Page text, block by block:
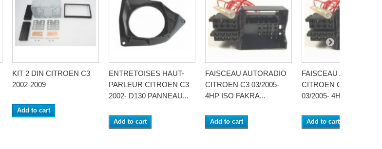
KIT 2 DIN CITROEN C3
2002-2009
Add to cart
ENTRETOISES HAUT-
PARLEUR CITROEN C3
2002- D130 PANNEAU...
Add to cart
FAISCEAU AUTORADIO
CITROEN C3 03/2005-
4HP ISO FAKRA...
Add to cart
FAISCEAU
CITROEN C3 PLURIEL
03/2005- 4HP ISO...
Add to cart